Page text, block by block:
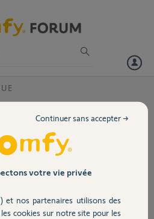
en domotique
bons choix :
connectee/confort/quelque...
fil de discussion
votre vie privée
et nos partenaires utilisons des
cookies sur notre site pour les
Continuer sans accepter →